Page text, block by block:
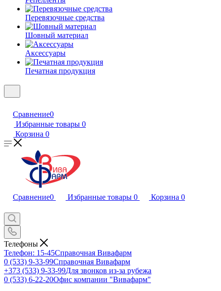
Перевязочные средства
Шовный материал
Аксессуары
Печатная продукция
Сравнение0
Избранные товары 0
Корзина 0
Сравнение0 Избранные товары 0 Корзина 0
Телефоны
Телефон: 15-45Справочная Вивафарм
0 (533) 9-33-99Справочная Вивафарм
+373 (533) 9-33-99Для звонков из-за рубежа
0 (533) 6-22-20Офис компании "Вивафарм"